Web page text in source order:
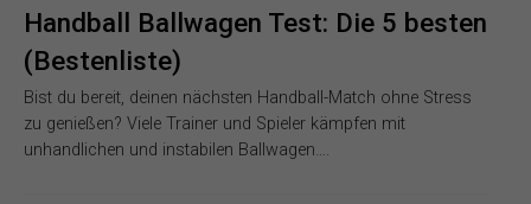
Handball Ballwagen Test: Die 5 besten
(Bestenliste)
Bist du bereit, deinen nächsten Handball-Match ohne Stress
zu genießen? Viele Trainer und Spieler kämpfen mit
unhandlichen und instabilen Ballwagen….